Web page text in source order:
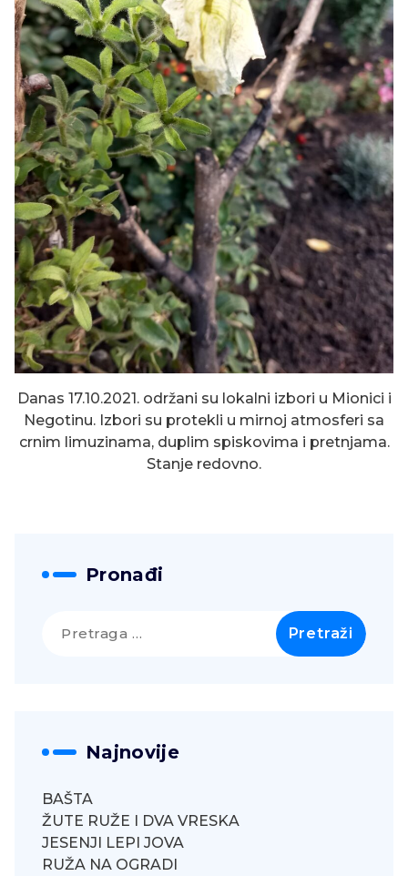
Danas 17.10.2021. održani su lokalni izbori u Mionici i
Negotinu. Izbori su protekli u mirnoj atmosferi sa
crnim limuzinama, duplim spiskovima i pretnjama.
Stanje redovno.
Pronađi
Najnovije
BAŠTA
ŽUTE RUŽE I DVA VRESKA
JESENJI LEPI JOVA
RUŽA NA OGRADI